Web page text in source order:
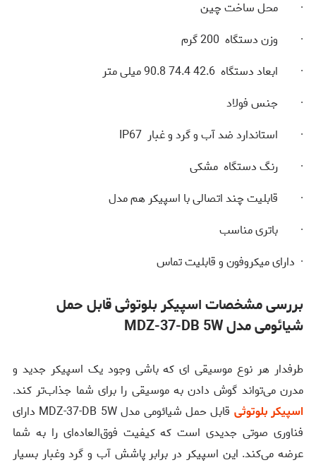
· محل ساخت چین
· وزن دستگاه 200 گرم
· ابعاد دستگاه 42.6 74.4 90.8 میلی متر
· جنس فولاد
· استاندارد ضد آب و گرد و غبار IP67
· رنگ دستگاه مشکی
· قابلیت چند اتصالی با اسپیکر هم مدل
· باتری مناسب
· دارای میکروفون و قابلیت تماس
بررسی مشخصات اسپیکر بلوتوثی قابل حمل
شیائومی مدل MDZ-37-DB 5W
طرفدار هر نوع موسیقی ای که باشی وجود یک اسپیکر جدید و
مدرن می‌تواند گوش دادن به موسیقی را برای شما جذاب‌تر کند.
اسپیکر بلوتوثی
قابل حمل شیائومی مدل MDZ-37-DB 5W دارای
فناوری صوتی جدیدی است که کیفیت فوق‌العاده‌ای را به شما
عرضه می‌کند. این اسپیکر در برابر پاشش آب و گرد وغبار بسیار